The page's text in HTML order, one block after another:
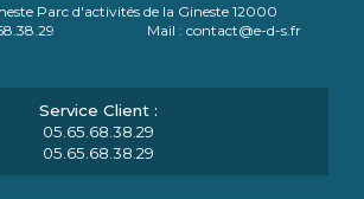
Parc d'activités de la Gineste 12000
Mail : contact@e-d-s.fr
05.65.68.38.29
05.65.68.38.29